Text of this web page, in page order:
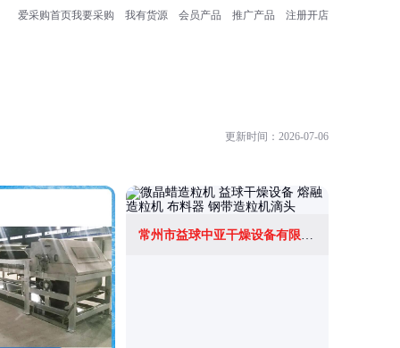
爱采购首页我要采购 我有货源 会员产品 推广产品 注册开店
更新时间：2026-07-06
常州市益球中亚干燥设备有限公司